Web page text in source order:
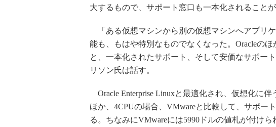
大するもので、サポート窓口も一本化されること
「ある仮想マシンから別の仮想マシンへアプリ
能も、もはや特別なものでなくなった。Oracleの
と、一本化されたサポート、そして安価なサポー
リソン氏は話す。
Oracle Enterprise Linuxと最適化され、仮想化に
ほか、4CPUの場合、VMwareと比較して、サポー
る。ちなみにVMwareには5990ドルの値札が付けら